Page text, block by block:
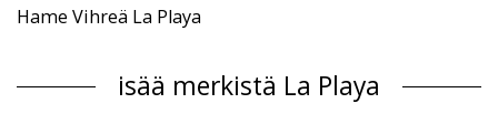
Hame Vihreä La Playa
Päällikankaan materiaali: 84% Polyester, 16% Elastane
isää merkistä La Playa